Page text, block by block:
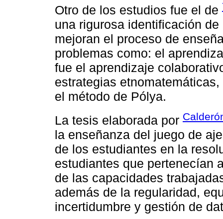
Otro de los estudios fue el de
una rigurosa identificación
mejoran el proceso de
problemas como: el
fue el aprendizaje
estrategias
el método de Pólya.
La tesis elaborada por
la enseñanza del juego de
de los estudiantes en la
estudiantes que pertenecían
de las capacidades
además de la regularidad,
incertidumbre y gestión de